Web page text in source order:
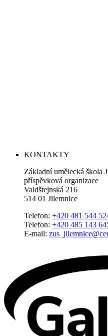
KONTAKTY
Základní umělecká škola
příspěvková organizace
Valdštejnská 216
514 01 Jilemnice
Telefon: +420 481 544
Telefon: +420 485 143
E-mail: